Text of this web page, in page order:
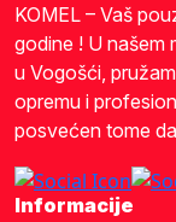
KOMEL – Vaš
godine ! U našem
u Vogošći,
opremu i
posvećen tome
Informacije